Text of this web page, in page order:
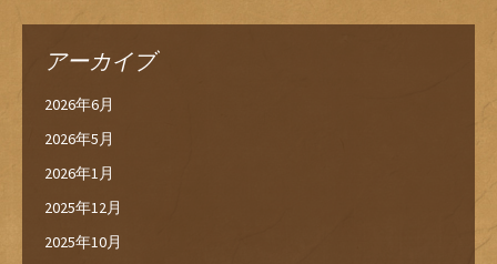
アーカイブ
2026年6月
2026年5月
2026年1月
2025年12月
2025年10月